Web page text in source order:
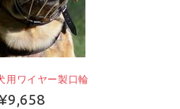
用ワイヤー製口輪
¥9,658